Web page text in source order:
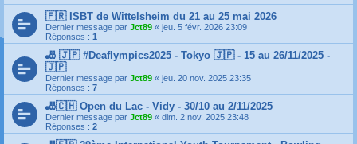
🇫🇷 ISBT de Wittelsheim du 21 au 25 mai 2026
Dernier message par Jct89 « jeu. 5 févr. 2026 23:09
Réponses : 1
🎳 🇯🇵 #Deaflympics2025 - Tokyo 🇯🇵 - 15 au 26/11/2025 -
🇯🇵
Dernier message par Jct89 « jeu. 20 nov. 2025 23:35
Réponses : 7
🎳🇨🇭 Open du Lac - Vidy - 30/10 au 2/11/2025
Dernier message par Jct89 « dim. 2 nov. 2025 23:48
Réponses : 2